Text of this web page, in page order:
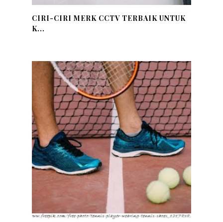
CIRI-CIRI MERK CCTV TERBAIK UNTUK
K...